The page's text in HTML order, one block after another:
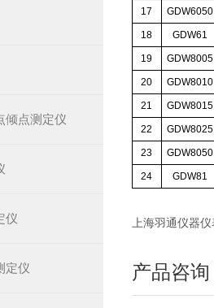
倾点测定仪
仪
定仪
17 GDW6050
18 GDW61
19 GDW8005
20 GDW8010
21 GDW8015
22 GDW8025
23 GDW8050
24 GDW81
上海羽通仪器
产品咨询